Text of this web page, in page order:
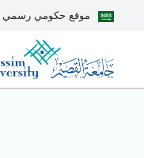
موقع حكومي رسمي